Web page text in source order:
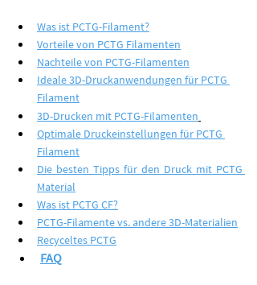
Was ist PCTG-Filament?
Vorteile von PCTG Filamenten
Nachteile von PCTG-Filamenten
Ideale 3D-Druckanwendungen für PCTG
Filament
3D-Drucken mit PCTG-Filamenten
Optimale Druckeinstellungen für PCTG
Filament
Die besten Tipps für den Druck mit PCTG
Material
Was ist PCTG CF?
PCTG-Filamente vs. andere 3D-Materialien
Recyceltes PCTG
FAQ